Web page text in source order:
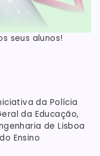
seus alunos!
da Polícia
da Educação,
de Lisboa
Ensino